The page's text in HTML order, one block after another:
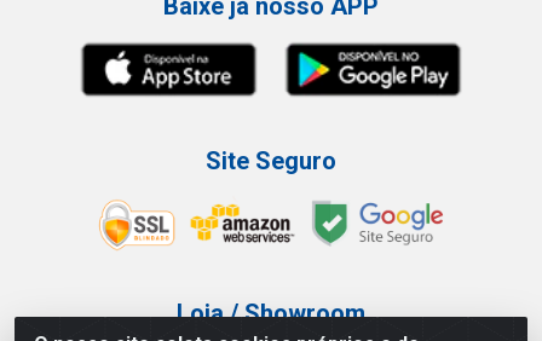
Baixe já nosso APP
Site Seguro
Loja / Showroom